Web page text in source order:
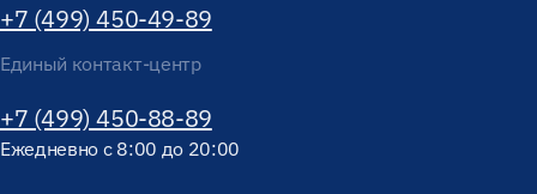
+7 (499) 450-49-89
Единый контакт-центр
+7 (499) 450-88-89
Ежедневно с 8:00 до 20:00